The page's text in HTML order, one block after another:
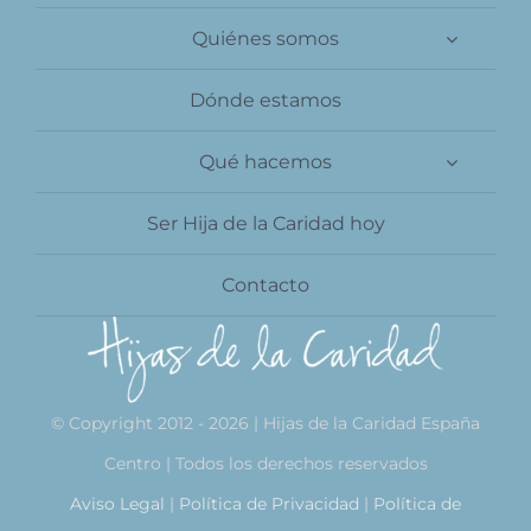
Quiénes somos
Dónde estamos
Qué hacemos
Ser Hija de la Caridad hoy
Contacto
© Copyright 2012 - 2026 | Hijas de la Caridad España
Centro | Todos los derechos reservados
Aviso Legal | Política de Privacidad | Política de